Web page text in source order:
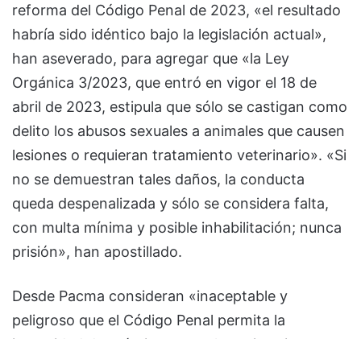
reforma del Código Penal de 2023, «el resultado
habría sido idéntico bajo la legislación actual»,
han aseverado, para agregar que «la Ley
Orgánica 3/2023, que entró en vigor el 18 de
abril de 2023, estipula que sólo se castigan como
delito los abusos sexuales a animales que causen
lesiones o requieran tratamiento veterinario». «Si
no se demuestran tales daños, la conducta
queda despenalizada y sólo se considera falta,
con multa mínima y posible inhabilitación; nunca
prisión», han apostillado.
Desde Pacma consideran «inaceptable y
peligroso que el Código Penal permita la